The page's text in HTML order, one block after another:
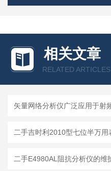
相关文章
RELATED ARTICLES